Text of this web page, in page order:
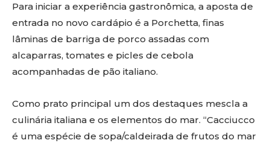
Para iniciar a experiência gastronômica, a aposta de
entrada no novo cardápio é a Porchetta, finas
lâminas de barriga de porco assadas com
alcaparras, tomates e picles de cebola
acompanhadas de pão italiano.
Como prato principal um dos destaques mescla a
culinária italiana e os elementos do mar. “Cacciucco
é uma espécie de sopa/caldeirada de frutos do mar